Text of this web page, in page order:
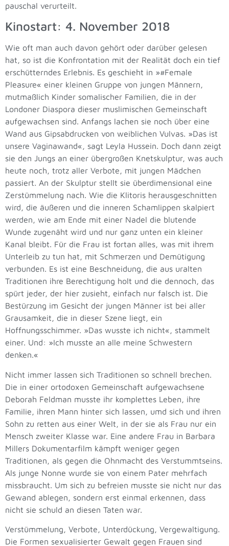
pauschal verurteilt.
Kinostart: 4. November 2018
Wie oft man auch davon gehört oder darüber gelesen
hat, so ist die Konfrontation mit der Realität doch ein tief
erschütterndes Erlebnis. Es geschieht in »#Female
Pleasure« einer kleinen Gruppe von jungen Männern,
mutmaßlich Kinder somalischer Familien, die in der
Londoner Diaspora dieser muslimischen Gemeinschaft
aufgewachsen sind. Anfangs lachen sie noch über eine
Wand aus Gipsabdrucken von weiblichen Vulvas. »Das ist
unsere Vaginawand«, sagt Leyla Hussein. Doch dann zeigt
sie den Jungs an einer übergroßen Knetskulptur, was auch
heute noch, trotz aller Verbote, mit jungen Mädchen
passiert. An der Skulptur stellt sie überdimensional eine
Zerstümmelung nach. Wie die Klitoris herausgeschnitten
wird, die äußeren und die inneren Schamlippen skalpiert
werden, wie am Ende mit einer Nadel die blutende
Wunde zugenäht wird und nur ganz unten ein kleiner
Kanal bleibt. Für die Frau ist fortan alles, was mit ihrem
Unterleib zu tun hat, mit Schmerzen und Demütigung
verbunden. Es ist eine Beschneidung, die aus uralten
Traditionen ihre Berechtigung holt und die dennoch, das
spürt jeder, der hier zusieht, einfach nur falsch ist. Die
Bestürzung im Gesicht der jungen Männer ist bei aller
Grausamkeit, die in dieser Szene liegt, ein
Hoffnungsschimmer. »Das wusste ich nicht«, stammelt
einer. Und: »Ich musste an alle meine Schwestern
denken.«
Nicht immer lassen sich Traditionen so schnell brechen.
Die in einer ortodoxen Gemeinschaft aufgewachsene
Deborah Feldman musste ihr komplettes Leben, ihre
Familie, ihren Mann hinter sich lassen, umd sich und ihren
Sohn zu retten aus einer Welt, in der sie als Frau nur ein
Mensch zweiter Klasse war. Eine andere Frau in Barbara
Millers Dokumentarfilm kämpft weniger gegen
Traditionen, als gegen die Ohnmacht des Verstummtseins.
Als junge Nonne wurde sie von einem Pater mehrfach
missbraucht. Um sich zu befreien musste sie nicht nur das
Gewand ablegen, sondern erst einmal erkennen, dass
nicht sie schuld an diesen Taten war.
Verstümmelung, Verbote, Unterdückung, Vergewaltigung.
Die Formen sexualisierter Gewalt gegen Frauen sind